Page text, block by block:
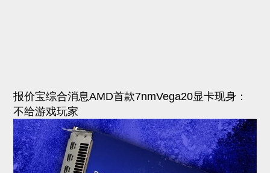
报价宝综合消息AMD首款7nmVega20显卡现身：
不给游戏玩家